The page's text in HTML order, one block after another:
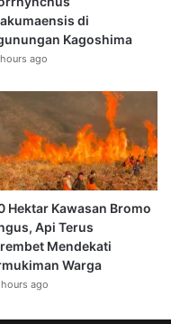
di
Kagoshima
ago
Hektar Kawasan Bromo
Api Terus
Mendekati
Warga
ago